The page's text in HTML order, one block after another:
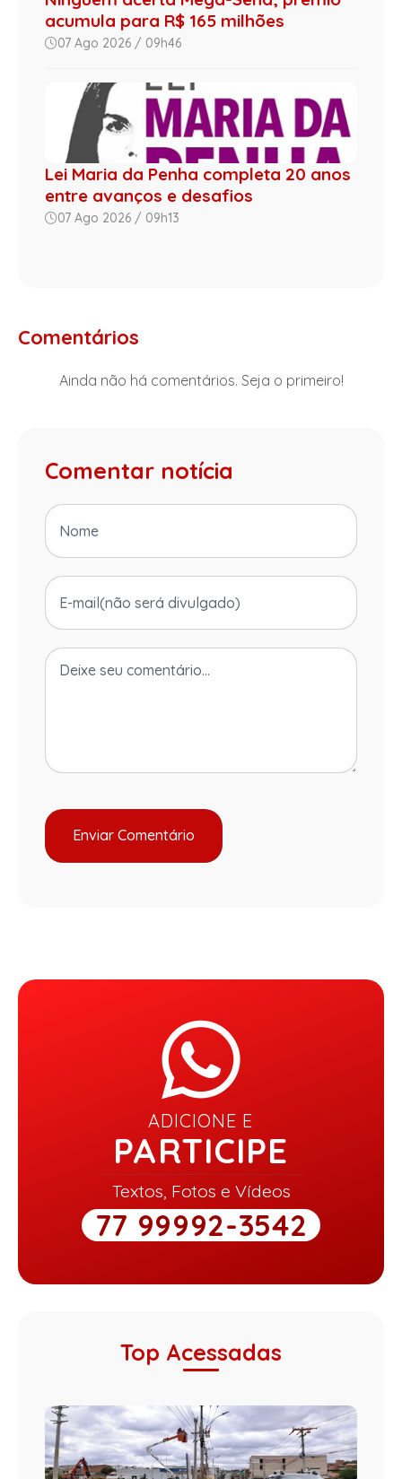
acumula para R$ 165 milhões
07 Ago 2026 / 09h46
Lei Maria da Penha completa 20 anos
entre avanços e desafios
07 Ago 2026 / 09h13
Comentários
Ainda não há comentários. Seja o primeiro!
Comentar notícia
ADICIONE E
PARTICIPE
Textos, Fotos e Vídeos
77 99992-3542
Top Acessadas